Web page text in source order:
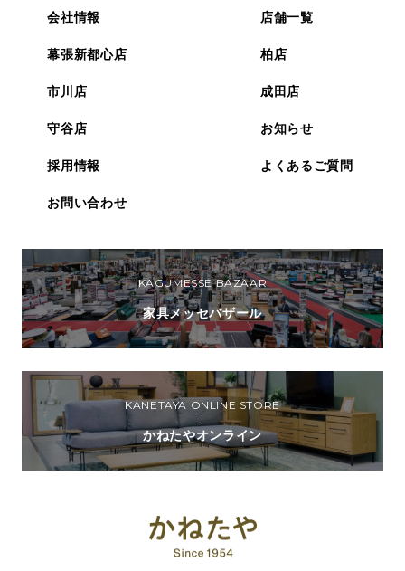
KAGUMESSE BAZAAR
家具メッセバザール
KANETAYA ONLINE STORE
かねたやオンライン
会社情報 店舗一覧
幕張新都心店 柏店
市川店 成田店
守谷店 お知らせ
採用情報 よくあるご質問
お問い合わせ